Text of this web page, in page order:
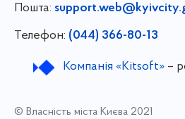
Пошта:
Телефон: (044) 366-80-13
Компанія «Kitsoft»–
© Власність міста Києва 2021